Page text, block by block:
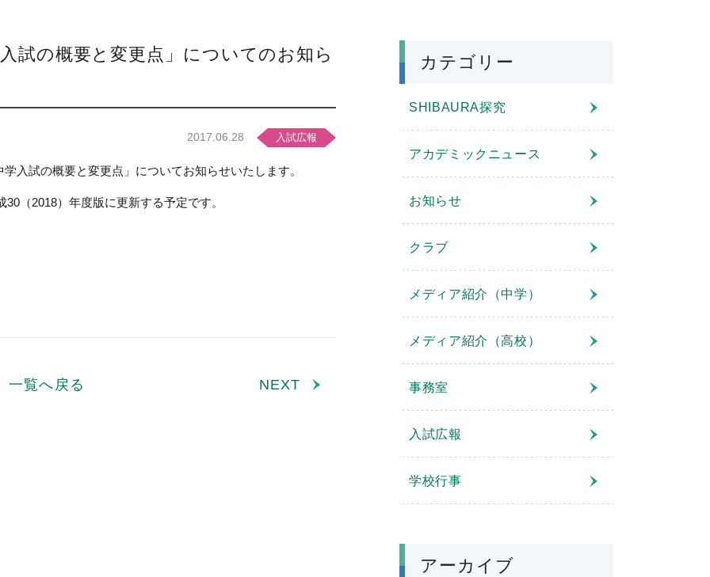
試の概要と変更点」についてのお知ら
2017.06.28 入試広報
入試の概要と変更点」についてお知らせいたします。
（2018）年度版に更新する予定です。
一覧へ戻る NEXT
カテゴリー
SHIBAURA探究
アカデミックニュース
お知らせ
クラブ
メディア紹介（中学）
メディア紹介（高校）
事務室
入試広報
学校行事
アーカイブ